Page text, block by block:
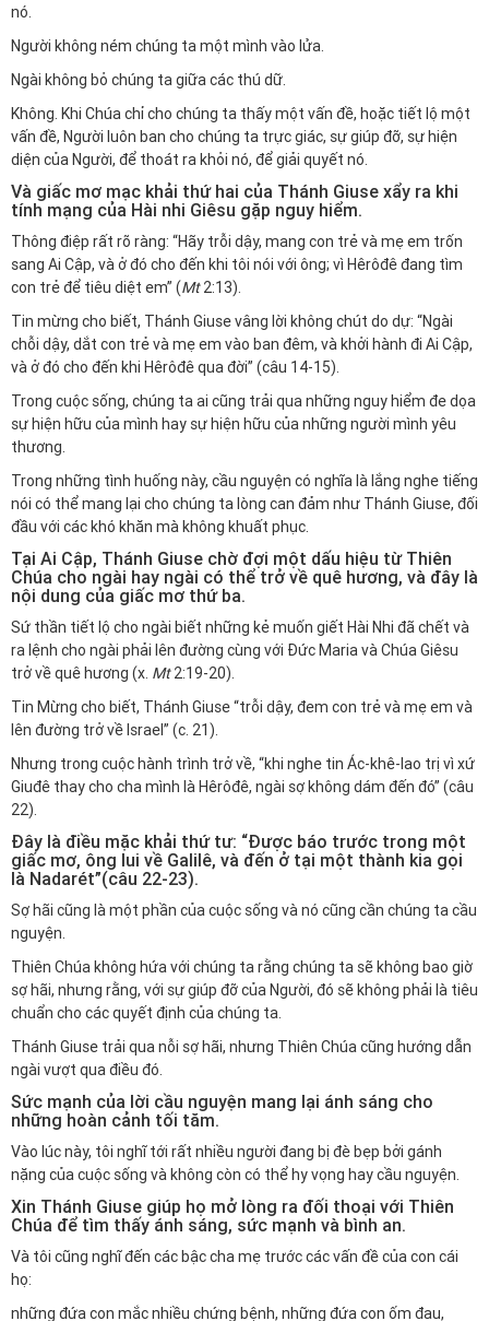
nó.
Người không ném chúng ta một mình vào lửa.
Ngài không bỏ chúng ta giữa các thú dữ.
Không. Khi Chúa chỉ cho chúng ta thấy một vấn đề, hoặc tiết lộ một
vấn đề, Người luôn ban cho chúng ta trực giác, sự giúp đỡ, sự hiện
diện của Người, để thoát ra khỏi nó, để giải quyết nó.
Và giấc mơ mạc khải thứ hai của Thánh Giuse xẩy ra khi
tính mạng của Hài nhi Giêsu gặp nguy hiểm.
Thông điệp rất rõ ràng: “Hãy trỗi dậy, mang con trẻ và mẹ em trốn
sang Ai Cập, và ở đó cho đến khi tôi nói với ông; vì Hêrôđêđang tìm
con trẻ để tiêu diệt em” (Mt2:13).
Tin mừng cho biết, Thánh Giuse vâng lời không chút do dự: “Ngài
chỗi dậy, dắt con trẻ và mẹ em vào ban đêm, và khởi hành đi Ai Cập,
và ở đó cho đến khi Hêrôđê qua đời” (câu 14-15).
Trong cuộc sống, chúng ta ai cũng trải qua những nguy hiểm đe dọa
sự hiện hữu của mình hay sự hiện hữu của những người mình yêu
thương.
Trong những tình huống này, cầu nguyện có nghĩa là lắng nghe tiếng
nói có thể mang lại cho chúng ta lòng can đảm như Thánh Giuse, đối
đầu với các khó khăn mà không khuất phục.
Tại Ai Cập, Thánh Giuse chờ đợi một dấu hiệu từ Thiên
Chúa cho ngài hay ngài có thể trở về quê hương, và đây là
nội dung của giấc mơ thứ ba.
Sứ thần tiết lộ cho ngài biết những kẻ muốn giết Hài Nhi đã chết và
ra lệnh cho ngài phải lên đường cùng với Đức Maria và Chúa Giêsu
trở về quê hương (x. Mt2:19-20).
Tin Mừng cho biết, Thánh Giuse “trỗi dậy, đem con trẻ và mẹ em và
lên đường trở về Israel” (c. 21).
Nhưng trong cuộc hành trình trở về, “khi nghe tin Ác-khê-lao trị vì xứ
Giuđê thay cho cha mình là Hêrôđê, ngài sợ không dám đến đó” (câu
22).
Đây là điều mặc khải thứ tư: “Được báo trước trong một
giấc mơ, ông lui về Galilê, và đến ở tại một thành kia gọi
là Nadarét”(câu 22-23).
Sợ hãi cũng là một phần của cuộc sống và nó cũng cần chúng ta cầu
nguyện.
Thiên Chúa không hứa với chúng ta rằng chúng ta sẽ không bao giờ
sợ hãi, nhưng rằng, với sự giúp đỡ của Người, đó sẽ không phải là tiêu
chuẩn cho các quyết định của chúng ta.
Thánh Giuse trải qua nỗi sợ hãi, nhưng Thiên Chúa cũng hướng dẫn
ngài vượt qua điều đó.
Sức mạnh của lời cầu nguyện mang lại ánh sáng cho
những hoàn cảnh tối tăm.
Vào lúc này, tôi nghĩ tới rất nhiều người đang bị đè bẹp bởi gánh
nặng của cuộc sống và không còn có thể hy vọng hay cầu nguyện.
Xin Thánh Giuse giúp họ mở lòng ra đối thoại với Thiên
Chúa để tìm thấy ánh sáng, sức mạnh và bình an.
Và tôi cũng nghĩ đến các bậc cha mẹ trước các vấn đề của con cái
họ:
những đứa con mắc nhiều chứng bệnh, những đứa con ốm đau,